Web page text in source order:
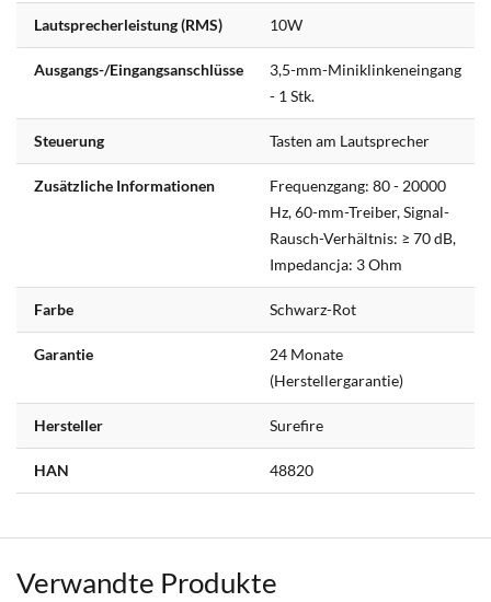
Lautsprecherleistung (RMS) 10W
Ausgangs-/Eingangsanschlüsse
3,5-mm-Miniklinkeneingang
- 1 Stk.
Steuerung Tasten am Lautsprecher
Zusätzliche Informationen
Frequenzgang: 80 - 20000
Hz, 60-mm-Treiber, Signal-
Rausch-Verhältnis: ≥ 70 dB,
Impedancja: 3 Ohm
Farbe Schwarz-Rot
Garantie
24 Monate
(Herstellergarantie)
Hersteller Surefire
HAN 48820
Verwandte Produkte